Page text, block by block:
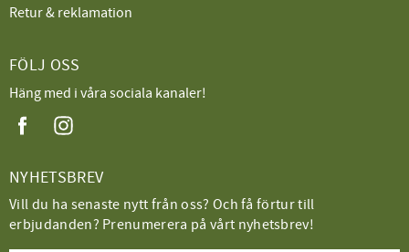
Retur & reklamation
FÖLJ OSS
Häng med i våra sociala kanaler!
NYHETSBREV
Vill du ha senaste nytt från oss? Och få förtur till
erbjudanden? Prenumerera på vårt nyhetsbrev!